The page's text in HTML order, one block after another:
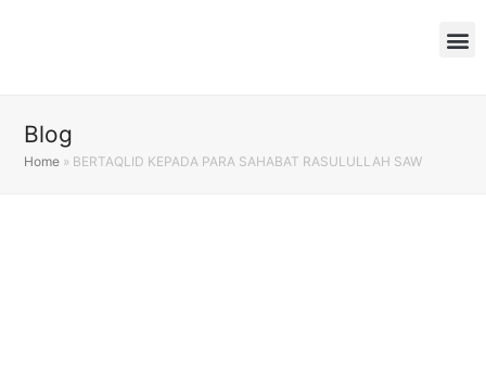
Blog
Home » BERTAQLID KEPADA PARA SAHABAT RASULULLAH SAW